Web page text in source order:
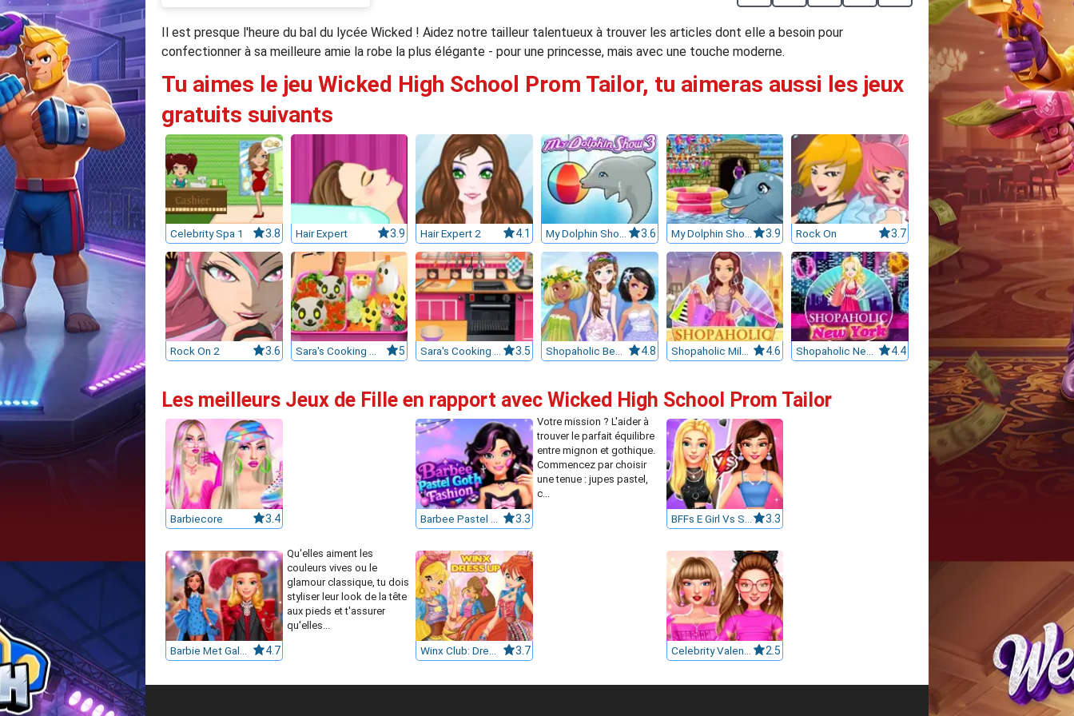
Il est presque l'heure du bal du lycée Wicked ! Aidez notre tailleur talentueux à trouver les articles dont elle a besoin pour
confectionner à sa meilleure amie la robe la plus élégante - pour une princesse, mais avec une touche moderne.
Tu aimes le jeu Wicked High School Prom Tailor, tu aimeras aussi les jeux
gratuits suivants
Celebrity Spa 1 3.8 Hair Expert 3.9 Hair Expert 2 4.1 My Dolphin Show 3 3.6 My Dolphin Show 6 3.9 Rock On 3.7
Rock On 2 3.6 Sara's Cooking Class : Bento 5 Sara's Cooking Class : Chocolate Cupcakes 3.5 Shopaholic Beach Models 4.8 Shopaholic Milan 4.6 Shopaholic New York 4.4
Les meilleurs Jeux de Fille en rapport avec Wicked High School Prom Tailor
Barbiecore 3.4 3.3
Votre mission ? L'aider à
trouver le parfait équilibre
entre mignon et gothique.
Commencez par choisir
une tenue : jupes pastel,
c...
3.3
4.7
Qu'elles aiment les
couleurs vives ou le
glamour classique, tu dois
styliser leur look de la tête
aux pieds et t'assurer
qu'elles...
3.7 2.5